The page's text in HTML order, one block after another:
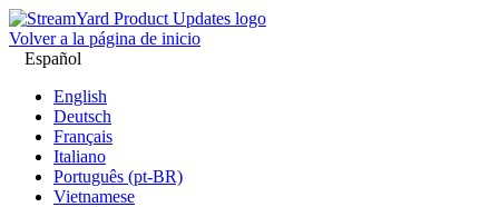
Volver a la página de inicio
Español
English
Deutsch
Français
Italiano
Português (pt-BR)
Vietnamese